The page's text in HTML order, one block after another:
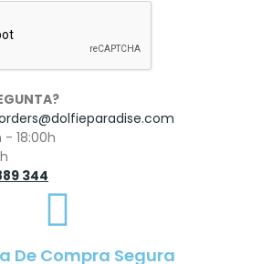
- 18:00h
344
De Compra Segura